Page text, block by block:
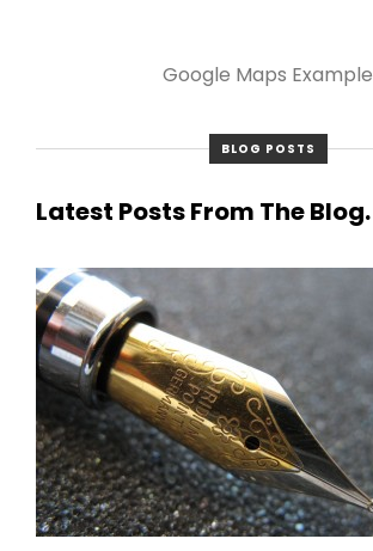
Google Maps Example
BLOG POSTS
Latest Posts From The Blog.